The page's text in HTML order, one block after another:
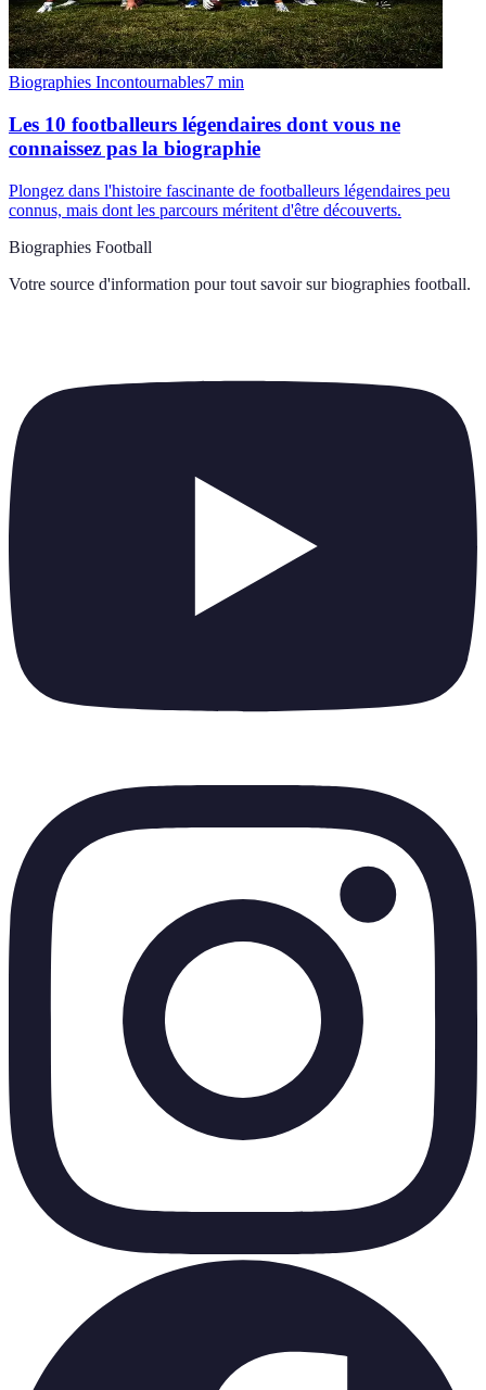
Biographies Incontournables7 min
Les 10 footballeurs légendaires dont vous ne
connaissez pas la biographie
Plongez dans l'histoire fascinante de footballeurs légendaires peu
connus, mais dont les parcours méritent d'être découverts.
Biographies Football
Votre source d'information pour tout savoir sur biographies football.